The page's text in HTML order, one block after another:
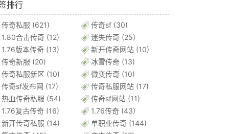
排行
传奇私服 (621) 传奇sf (30)
1.80合击传奇 (12) 迷失传奇 (25)
1.76版本传奇 (13) 新开传奇网站 (10)
传奇新服 (20) 冰雪传奇 (13)
传奇私服新区 (10) 微变传奇 (10)
传奇sf发布网 (17) 传奇私服网站 (17)
热血传奇私服 (54) 传奇sf网站 (11)
1.76复古传奇 (16) 1.76传奇 (43)
新开传奇私服 (14) 单职业传奇 (144)